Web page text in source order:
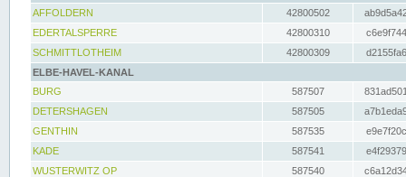
AFFOLDERN
42800502
EDERTALSPERRE
42800310
SCHMITTLOTHEIM
42800309
ELBE-HAVEL-KANAL
BURG
587507
DETERSHAGEN
587505
GENTHIN
587535
KADE
587541
WUSTERWITZ OP
587540